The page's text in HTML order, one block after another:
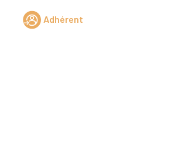
Adhérent